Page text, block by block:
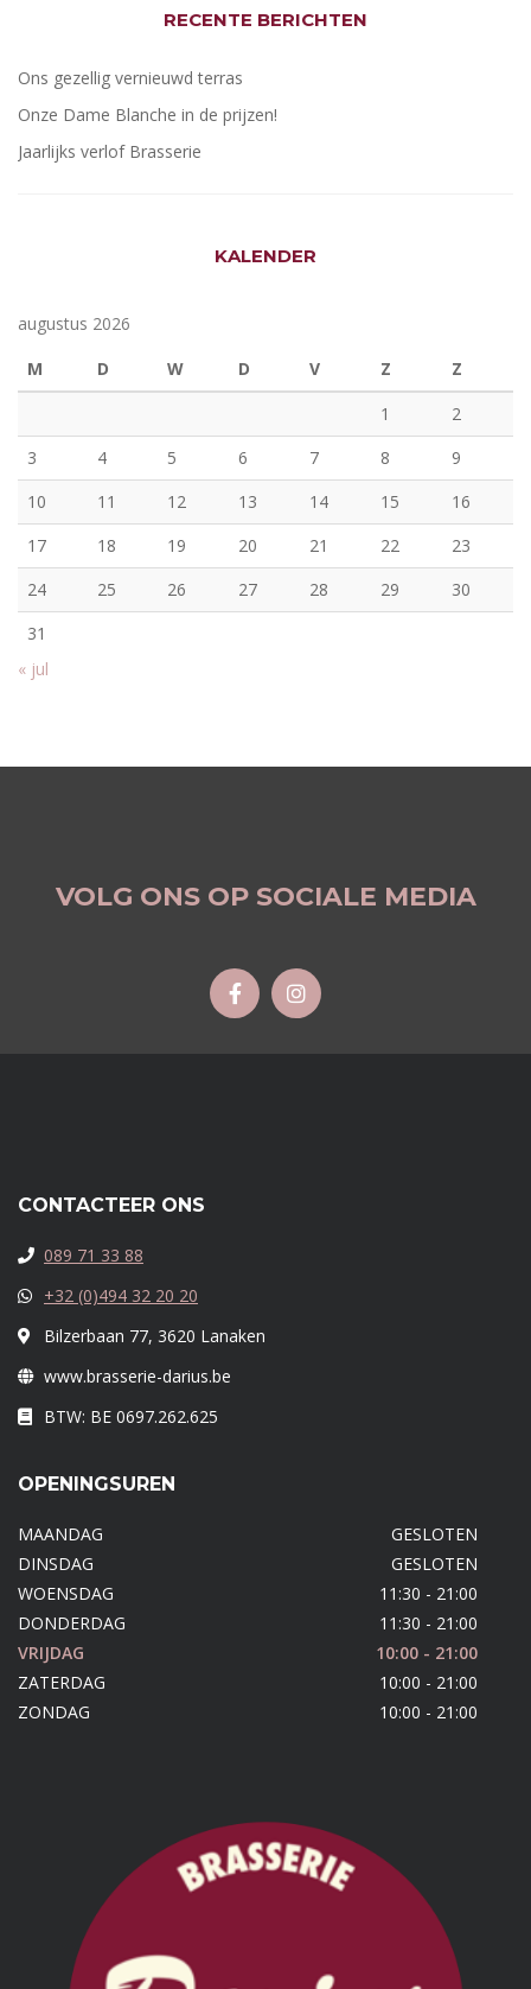
RECENTE BERICHTEN
Ons gezellig vernieuwd terras
Onze Dame Blanche in de prijzen!
Jaarlijks verlof Brasserie
KALENDER
augustus 2026
M
D W D V Z
Z
1
2
3
4 5 6 7 8
9
10
11 12 13 14 15
16
17
18 19 20 21 22
23
24
25 26 27 28 29
30
31
« jul
VOLG ONS OP SOCIALE MEDIA
CONTACTEER ONS
089 71 33 88
+32 (0)494 32 20 20
Bilzerbaan 77, 3620 Lanaken
www.brasserie-darius.be
BTW: BE 0697.262.625
OPENINGSUREN
MAANDAG
GESLOTEN
DINSDAG
GESLOTEN
WOENSDAG
11:30 - 21:00
DONDERDAG
11:30 - 21:00
VRIJDAG
10:00 - 21:00
ZATERDAG
10:00 - 21:00
ZONDAG
10:00 - 21:00